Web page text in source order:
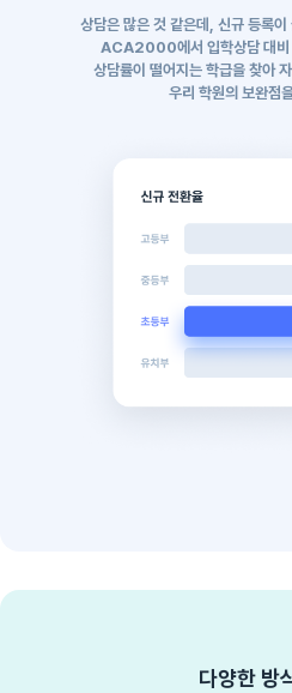
상담은 많은 것 같은데, 신규 등록
ACA2000에서 입학상담 대비
상담률이 떨어지는 학급을 찾아
우리 학원의 보완점
다양한 방